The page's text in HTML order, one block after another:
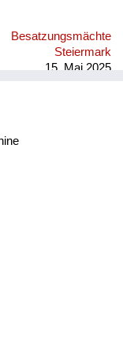
Besatzungsmächte
Steiermark
15. Mai 2025